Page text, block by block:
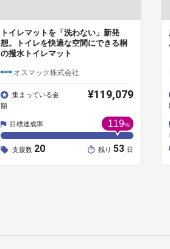
トイレマットを「洗わない」新発
想。トイレを快適な空間にできる桐
の撥水トイレマット
オスマック株式会社
集まっている金
額
¥119,079
目標達成率 119%
支援数 20 残り 53 日